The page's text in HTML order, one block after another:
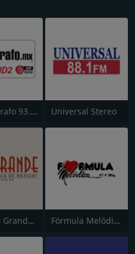
El Fonógrafo 93.7 FM HD2 Universal Stereo
XEB La B Grande 1220 AM Fórmula Melódica